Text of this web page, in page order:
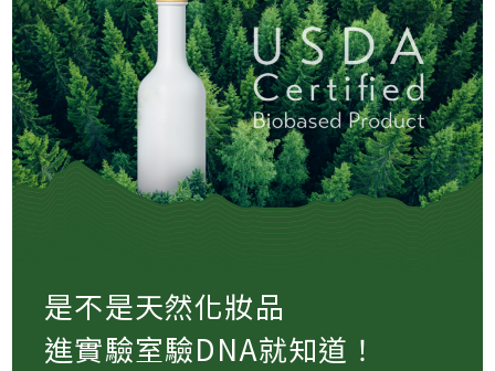
是不是天然化妝品
進實驗室驗DNA就知道！